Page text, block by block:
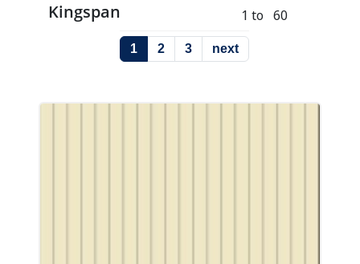
Kingspan
1 to 60
1 2 3 next